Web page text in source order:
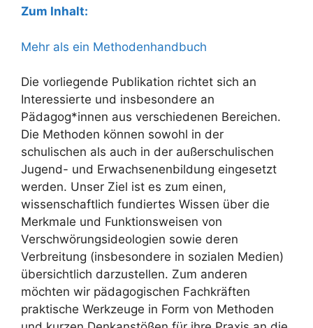
Zum Inhalt:
Mehr als ein Methodenhandbuch
Die vorliegende Publikation richtet sich an
Interessierte und insbesondere an
Pädagog*innen aus verschiedenen Bereichen.
Die Methoden können sowohl in der
schulischen als auch in der außerschulischen
Jugend- und Erwachsenenbildung eingesetzt
werden. Unser Ziel ist es zum einen,
wissenschaftlich fundiertes Wissen über die
Merkmale und Funktionsweisen von
Verschwörungsideologien sowie deren
Verbreitung (insbesondere in sozialen Medien)
übersichtlich darzustellen. Zum anderen
möchten wir pädagogischen Fachkräften
praktische Werkzeuge in Form von Methoden